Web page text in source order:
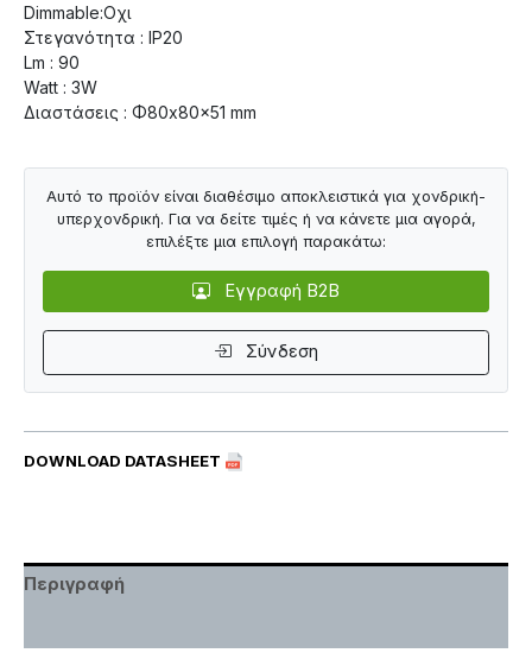
Dimmable:Οχι
Στεγανότητα : IP20
Lm : 90
Watt : 3W
Διαστάσεις : Φ80x80x51 mm
DOWNLOAD DATASHEET
Αυτό το προϊόν είναι διαθέσιμο αποκλειστικά για χονδρική-
υπερχονδρική. Για να δείτε τιμές ή να κάνετε μια αγορά,
επιλέξτε μια επιλογή παρακάτω:
Εγγραφή B2B
Σύνδεση
Περιγραφή